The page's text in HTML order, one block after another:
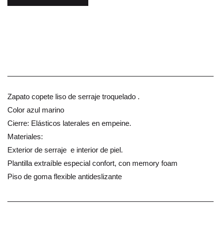
Zapato copete liso de serraje troquelado .
Color azul marino
Cierre: Elásticos laterales en empeine.
Materiales:
Exterior de serraje e interior de piel.
Plantilla extraíble especial confort, con memory foam
Piso de goma flexible antideslizante